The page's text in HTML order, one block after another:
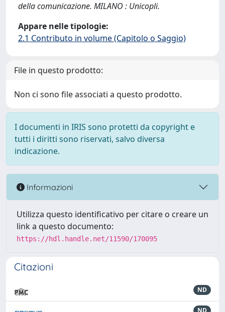
della comunicazione. MILANO : Unicopli.
Appare nelle tipologie:
2.1 Contributo in volume (Capitolo o Saggio)
File in questo prodotto:
Non ci sono file associati a questo prodotto.
I documenti in IRIS sono protetti da copyright e
tutti i diritti sono riservati, salvo diversa
indicazione.
Informazioni
Utilizza questo identificativo per citare o creare un
link a questo documento:
https://hdl.handle.net/11590/170095
Citazioni
ND